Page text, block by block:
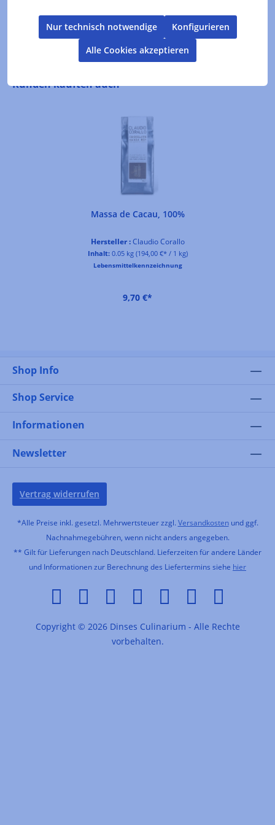
Bewertungen
Kunden kauften auch
Massa de Cacau, 100%
Hersteller :Claudio Corallo
Inhalt: 0.05 kg (194,00 €* / 1 kg)
Lebensmittelkennzeichnung
9,70 €*
Shop Info
Shop Service
Informationen
Newsletter
Vertrag widerrufen
*Alle Preise inkl. gesetzl. Mehrwertsteuer zzgl. Versandkostenund ggf.
Nachnahmegebühren, wenn nicht anders angegeben.
** Gilt für Lieferungen nach Deutschland. Lieferzeiten für andere Länder
und Informationen zur Berechnung des Liefertermins siehe hier
Copyright © 2026 Dinses Culinarium - Alle Rechte
vorbehalten.
Nur technisch notwendige
Konfigurieren
Alle Cookies akzeptieren